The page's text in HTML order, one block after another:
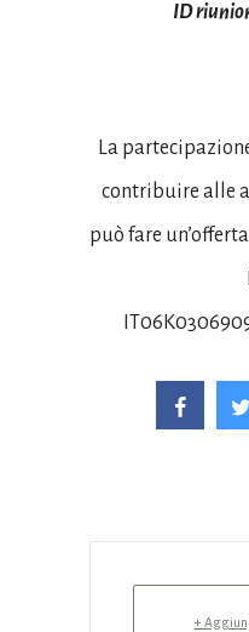
ID
La
contribuire alle
può fare
+